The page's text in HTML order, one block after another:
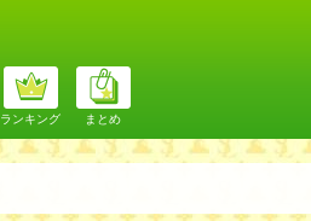
ランキング まとめ